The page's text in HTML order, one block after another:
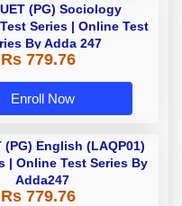
(PG) Sociology
Series | Online Test
By Adda 247
Rs 779.76
Enroll Now
(PG) English (LAQP01)
| Online Test Series By
Adda247
Rs 779.76